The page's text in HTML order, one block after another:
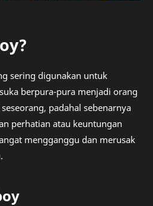
sering digunakan untuk
berpura-pura menjadi orang
padahal sebenarnya
perhatian atau keuntungan
mengganggu dan merusak